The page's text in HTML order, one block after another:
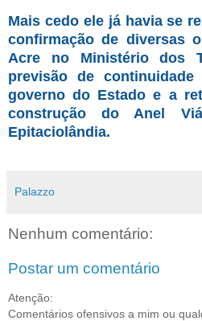
Mais cedo ele já havia se
confirmação de diversas
Acre no Ministério dos
previsão de
governo do Estado e a
construção do Anel
Epitaciolândia.
Palazzo
Nenhum comentário:
Postar um comentário
Atenção:
Comentários ofensivos a mim ou